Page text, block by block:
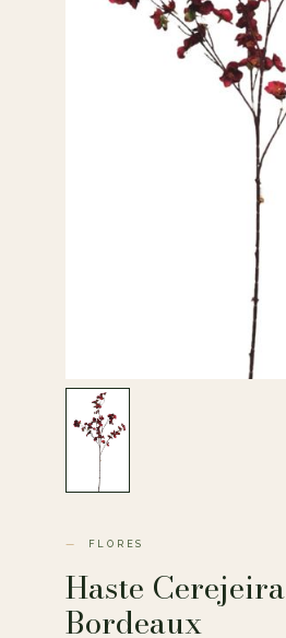
FLORES
Haste Cerejeira
Bordeaux